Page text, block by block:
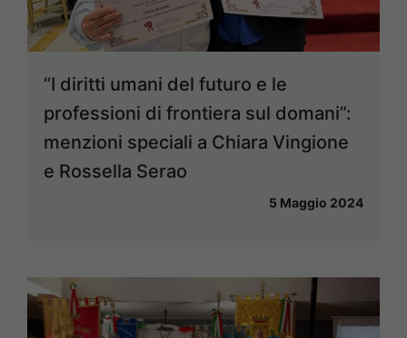
“I diritti umani del futuro e le
professioni di frontiera sul domani”:
menzioni speciali a Chiara Vingione
e Rossella Serao
5 Maggio 2024